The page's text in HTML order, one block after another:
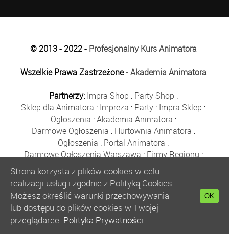
© 2013 - 2022 - Profesjonalny Kurs Animatora
Wszelkie Prawa Zastrzeżone -Akademia Animatora
Partnerzy: Impra Shop : Party Shop :
Sklep dla Animatora : Impreza : Party : Impra Sklep :
Ogłoszenia :Akademia Animatora :
Darmowe Ogłoszenia : Hurtownia Animatora :
Ogłoszenia : Portal Animatora :
Darmowe Ogłoszenia Warszawa : Firmy Regionu :
Płyn do Baniek:Solidne Firmy Ogłoszenia
Kurs Animatora:Solidna Firma:Bezpłatne Ogłoszenia
Animator Czasu Wolnego:
Bezpłatne Ogłoszenia Warszawa:sklep animatora:
Bańki Mydlane:Bezpłatne Ogłoszenia
Szkolenie Animatorów:Kurs Animatora
Strona korzysta z plików cookies w celu
realizacji usług i zgodnie z Polityką Cookies.
Możesz określić warunki przechowywania
lub dostępu do plików cookies w Twojej
przeglądarce. Polityka Prywatności
OK